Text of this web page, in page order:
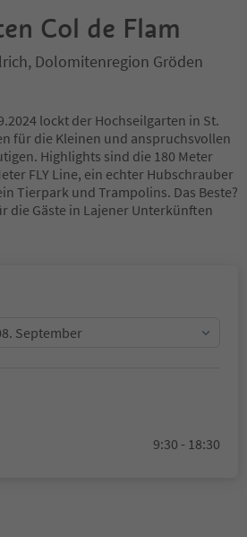
Col de Flam
Dolomitenregion Gröden
lockt der Hochseilgarten in St.
für die Kleinen und anspruchsvollen
Highlights sind die 180 Meter
FLY Line, ein echter Hubschrauber
Tierpark und Trampolins. Das Beste?
die Gäste in Lajener Unterkünften
September
9:30 - 18:30